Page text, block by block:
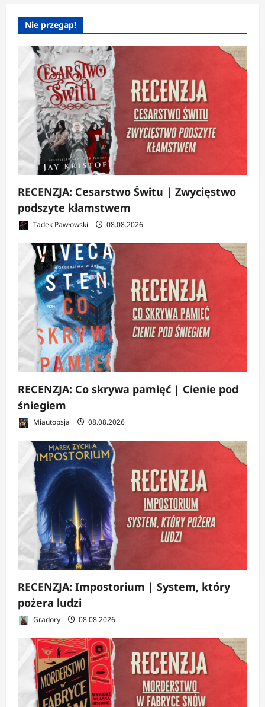
Nie przegap!
RECENZJA: Cesarstwo Świtu | Zwycięstwo
podszyte kłamstwem
Tadek Pawłowski 08.08.2026
RECENZJA: Co skrywa pamięć | Cienie pod
śniegiem
Miautopsja 08.08.2026
RECENZJA: Impostorium | System, który
pożera ludzi
Gradory 08.08.2026